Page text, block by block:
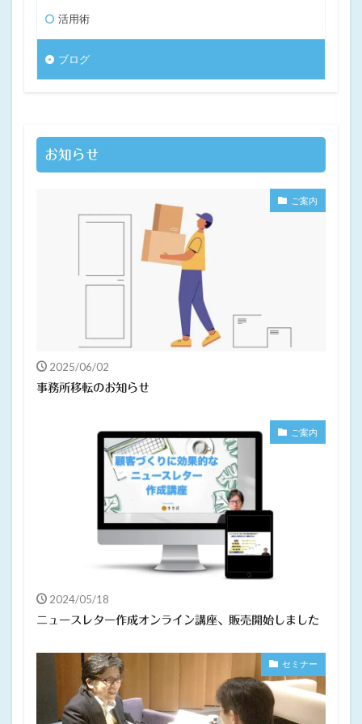
活用術
ブログ
お知らせ
ご案内
2025/06/02
事務所移転のお知らせ
ご案内
2024/05/18
ニュースレター作成オンライン講座、販売開始しました
セミナー